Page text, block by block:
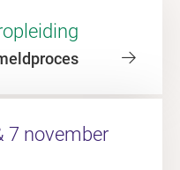
7 november